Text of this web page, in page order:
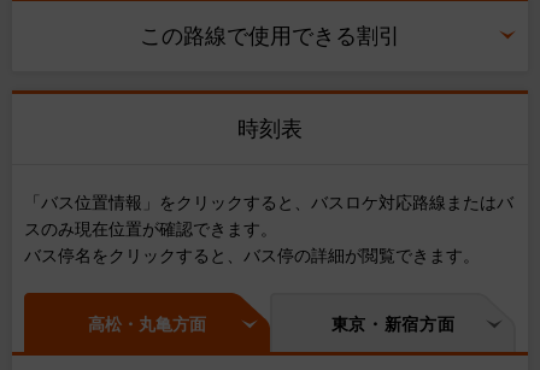
この路線で使用できる割引
時刻表
「バス位置情報」をクリックすると、バスロケ対応路線またはバ
スのみ現在位置が確認できます。
バス停名をクリックすると、バス停の詳細が閲覧できます。
高松・丸亀方面 東京・新宿方面